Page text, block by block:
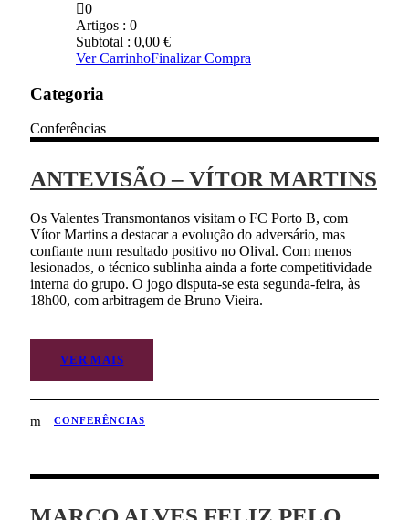
0
Artigos : 0
Subtotal : 0,00 €
Ver CarrinhoFinalizar Compra
Categoria
Conferências
ANTEVISÃO – VÍTOR MARTINS
Os Valentes Transmontanos visitam o FC Porto B, com
Vítor Martins a destacar a evolução do adversário, mas
confiante num resultado positivo no Olival. Com menos
lesionados, o técnico sublinha ainda a forte competitividade
interna do grupo. O jogo disputa-se esta segunda-feira, às
18h00, com arbitragem de Bruno Vieira.
VER MAIS
CONFERÊNCIAS